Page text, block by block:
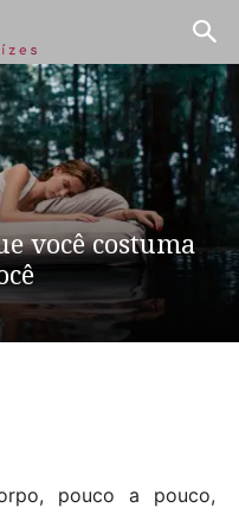
você costuma
pouco a pouco,